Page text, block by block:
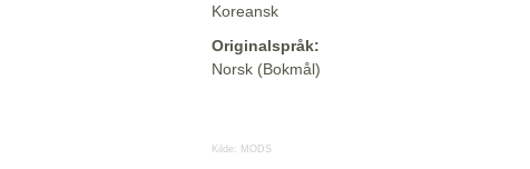
Koreansk
Originalspråk:
Norsk (Bokmål)
Kilde: MODS